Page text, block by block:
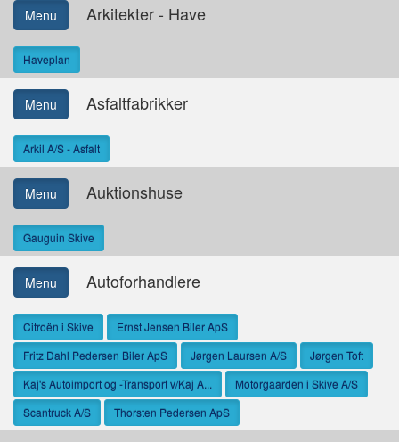
Menu Arkitekter - Have
Haveplan
Menu Asfaltfabrikker
Arkil A/S - Asfalt
Menu Auktionshuse
Gauguin Skive
Menu Autoforhandlere
Citroën i Skive
Ernst Jensen Biler ApS
Fritz Dahl Pedersen Biler ApS
Jørgen Laursen A/S
Jørgen Toft
Kaj's Autoimport og -Transport v/Kaj A...
Motorgaarden i Skive A/S
Scantruck A/S
Thorsten Pedersen ApS